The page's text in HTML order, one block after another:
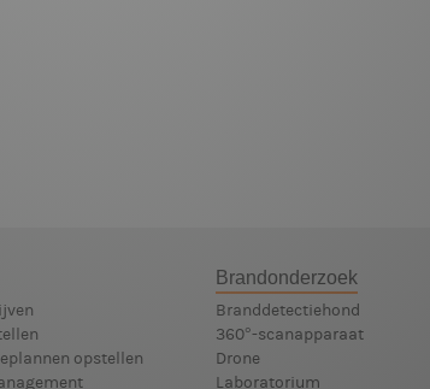
opstellen
Brandonderzoek
Branddetectiehond
360°-scanapparaat
Drone
Laboratorium